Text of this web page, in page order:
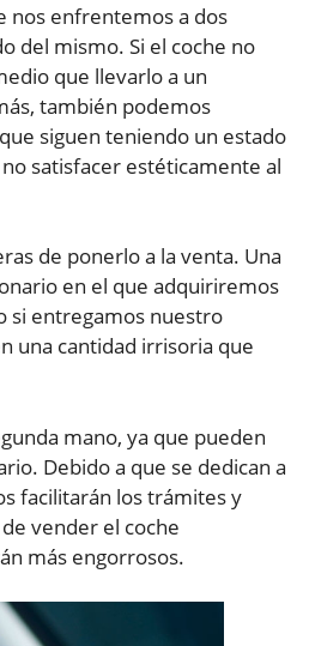
nos enfrentemos a dos
del mismo. Si el coche no
que llevarlo a un
también podemos
siguen teniendo un estado
satisfacer estéticamente al
de ponerlo a la venta. Una
en el que adquiriremos
si entregamos nuestro
una cantidad irrisoria que
mano, ya que pueden
Debido a que se dedican a
facilitarán los trámites y
vender el coche
más engorrosos.